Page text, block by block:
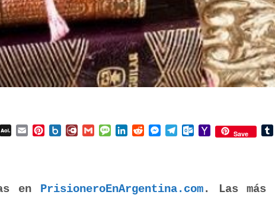
WhatsApp
AOL Email Pinterest
Box.netDiary.RuGmailMessage
LinkedInRedditMessenger
TelegramOutlook.com
YahooSave
en PrisioneroEnArgentina.com. Las más